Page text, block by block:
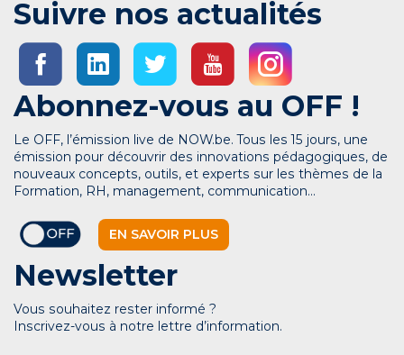
Suivre nos actualités
Abonnez-vous au OFF !
Le OFF, l’émission live de NOW.be. Tous les 15 jours, une
émission pour découvrir des innovations pédagogiques, de
nouveaux concepts, outils, et experts sur les thèmes de la
Formation, RH, management, communication…
EN SAVOIR PLUS
Newsletter
Vous souhaitez rester informé ?
Inscrivez-vous à notre lettre d’information.